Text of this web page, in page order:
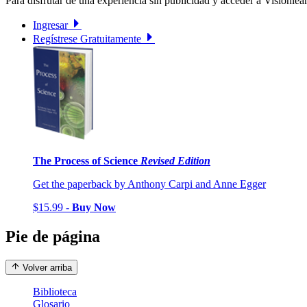
Ingresar
Regístrese Gratuitamente
The Process of Science Revised Edition
Get the paperback by Anthony Carpi and Anne Egger
$15.99 - Buy Now
Pie de página
Volver arriba
Biblioteca
Glosario